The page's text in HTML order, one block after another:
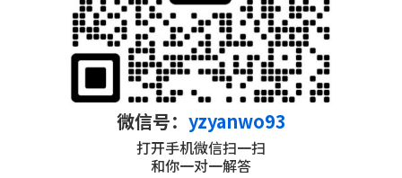
微信号： yzyanwo93
打开手机微信扫一扫
和你一对一解答